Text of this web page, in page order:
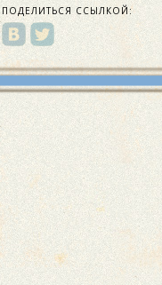
ПОДЕЛИТЬСЯ ССЫЛКОЙ: